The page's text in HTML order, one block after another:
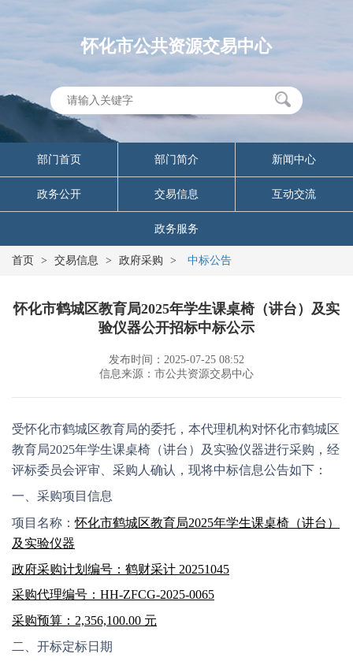
怀化市公共资源交易中心
部门首页 部门简介 新闻中心
政务公开 交易信息 互动交流
政务服务
首页 > 交易信息 > 政府采购 > 中标公告
怀化市鹤城区教育局2025年学生课桌椅（讲台）及实
验仪器公开招标中标公示
发布时间：2025-07-25 08:52
信息来源：市公共资源交易中心
受怀化市鹤城区教育局的委托，本代理机构对怀化市鹤城区
教育局2025年学生课桌椅（讲台）及实验仪器进行采购，经
评标委员会评审、采购人确认，现将中标信息公告如下：
一、采购项目信息
项目名称：怀化市鹤城区教育局2025年学生课桌椅（讲台）
及实验仪器
政府采购计划编号：鹤财采计 20251045
采购代理编号： HH-ZFCG-2025-0065
采购预算： 2,356,100.00 元
二、开标定标日期